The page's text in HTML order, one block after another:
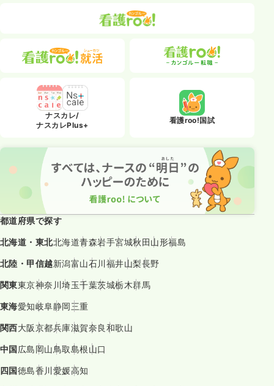
ナスカレ/
ナスカレPlus+
看護roo!国試
都道府県で探す
北海道・東北北海道青森岩手宮城秋田山形福島
北陸・甲信越新潟富山石川福井山梨長野
関東東京神奈川埼玉千葉茨城栃木群馬
東海愛知岐阜静岡三重
関西大阪京都兵庫滋賀奈良和歌山
中国広島岡山鳥取島根山口
四国徳島香川愛媛高知